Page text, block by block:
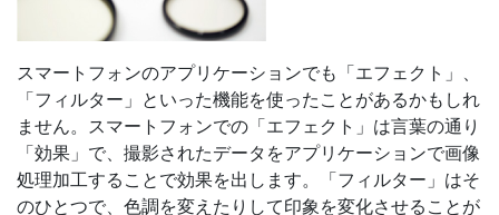
スマートフォンのアプリケーションでも「エフェクト」、
「フィルター」といった機能を使ったことがあるかもしれ
ません。スマートフォンでの「エフェクト」は言葉の通り
「効果」で、撮影されたデータをアプリケーションで画像
処理加工することで効果を出します。「フィルター」はそ
のひとつで、色調を変えたりして印象を変化させることが